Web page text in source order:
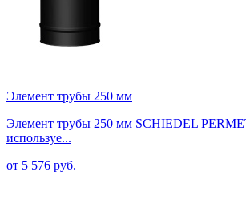
Элемент трубы 250 мм
Элемент трубы 250 мм SCHIEDEL
используе...
от 5 576 руб.